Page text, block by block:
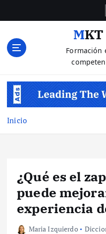
Formación
Inicio
¿Qué es el
puede
experiencia
Maria Izquierdo